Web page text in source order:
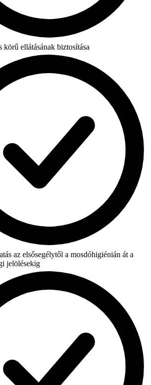
körű ellátásának biztosítása
az elsősegélytől a mosdóhigiénián át a
jelölésekig